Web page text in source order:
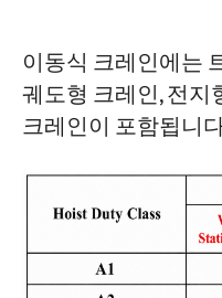
이동식 크레인에는
궤도형 크레인, 전지
크레인이 포함됩니